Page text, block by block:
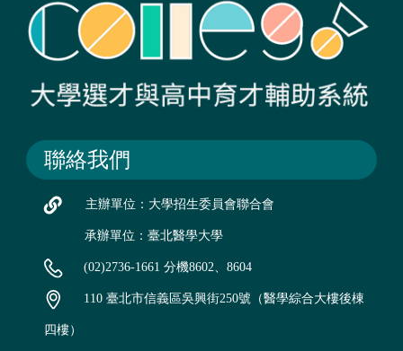
聯絡我們
主辦單位：大學招生委員會聯合會
承辦單位：臺北醫學大學
(02)2736-1661 分機8602、8604
110 臺北市信義區吳興街250號（醫學綜合大樓後棟
四樓）